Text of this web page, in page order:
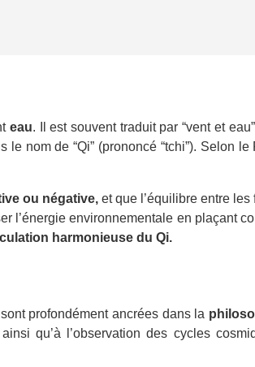
eau. Il est souvent traduit par “vent et
nom de “Qi” (prononcé “tchi”). Selon
ou négative,et que l’équilibre entre les
l’énergie environnementale en plaçant
harmonieuse du Qi.
profondément ancrées dans la
qu’à l’observation des cycles